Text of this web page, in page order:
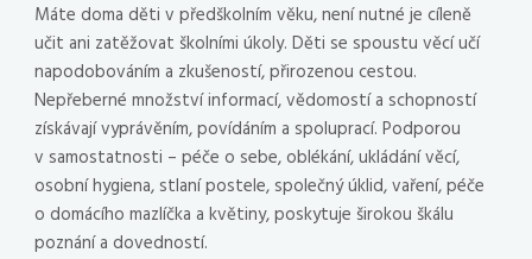
Máte doma děti v předškolním věku, není nutné je cíleně
učit ani zatěžovat školními úkoly. Děti se spoustu věcí učí
napodobováním a zkušeností, přirozenou cestou.
Nepřeberné množství informací, vědomostí a schopností
získávají vyprávěním, povídáním a spoluprací. Podporou
v samostatnosti – péče o sebe, oblékání, ukládání věcí,
osobní hygiena, stlaní postele, společný úklid, vaření, péče
o domácího mazlíčka a květiny, poskytuje širokou škálu
poznání a dovedností.